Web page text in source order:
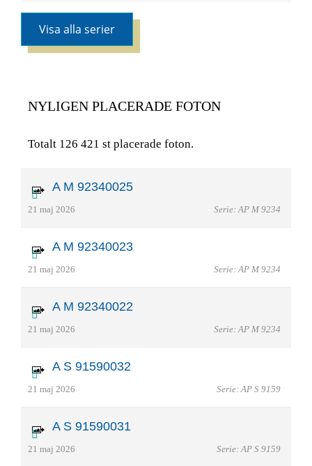
Visa alla serier
NYLIGEN PLACERADE FOTON
Totalt 126 421 st placerade foton.
A M 92340025
21 maj 2026 Serie: AP M 9234
A M 92340023
21 maj 2026 Serie: AP M 9234
A M 92340022
21 maj 2026 Serie: AP M 9234
A S 91590032
21 maj 2026 Serie: AP S 9159
A S 91590031
21 maj 2026 Serie: AP S 9159